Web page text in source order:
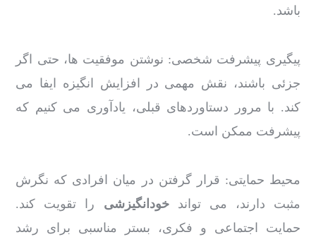
باشد.
پیگیری پیشرفت شخصی: نوشتن موفقیت ها، حتی اگر
جزئی باشند، نقش مهمی در افزایش انگیزه ایفا می
کند. با مرور دستاوردهای قبلی، یادآوری می کنیم که
پیشرفت ممکن است.
محیط حمایتی: قرار گرفتن در میان افرادی که نگرش
مثبت دارند، می تواندخودانگیزشی را تقویت کند.
حمایت اجتماعی و فکری، بستر مناسبی برای رشد